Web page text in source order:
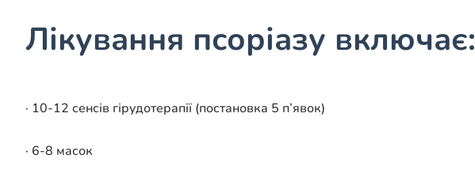
Лікування псоріазу включає:
· 10-12 сенсів гірудотерапії (постановка 5 п’явок)
· 6-8 масок